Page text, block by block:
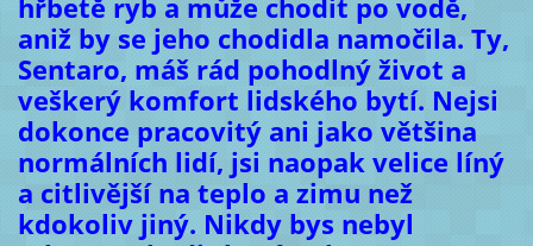
hřbetě ryb a může chodit po vodě,
aniž by se jeho chodidla namočila. Ty,
Sentaro, máš rád pohodlný život a
veškerý komfort lidského bytí. Nejsi
dokonce pracovitý ani jako většina
normálních lidí, jsi naopak velice líný
a citlivější na teplo a zimu než
kdokoliv jiný. Nikdy bys nebyl